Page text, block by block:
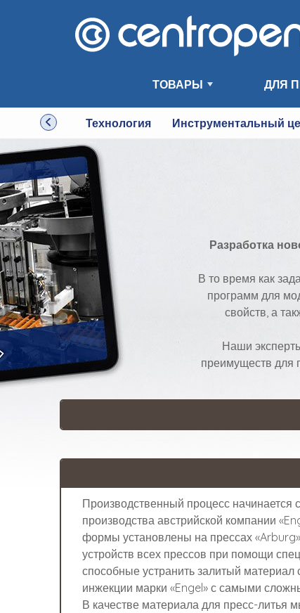
ТОВАРЫ ДЛЯ
Технология Инструментальный
Разработка
В то время как
программ для
свойств, а
Наши
преимуществ для
Производственный процесс начинается
производства австрийской компании
формы установлены на прессах
устройств всех прессов при помощи
способные устранить залитый
инжекции марки «Engel» с самыми
В качестве материала для пресс-литья